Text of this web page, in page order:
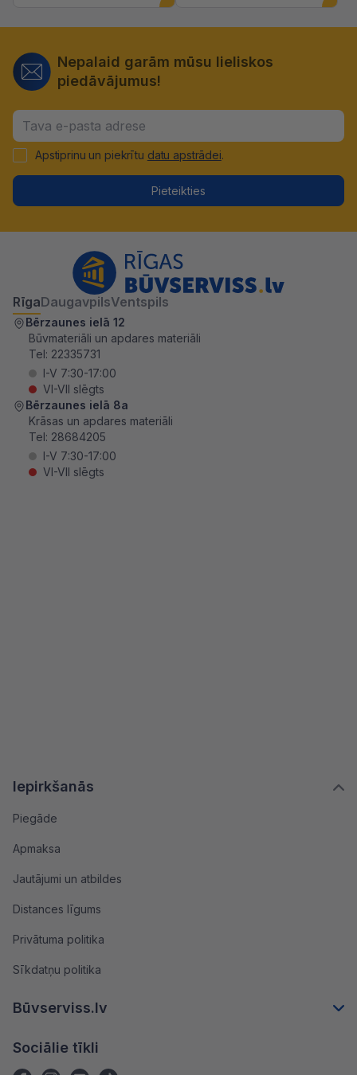
Nepalaid garām mūsu lieliskos
piedāvājumus!
Apstiprinu un piekrītu datu apstrādei.
Pieteikties
Iepirkšanās
Piegāde
Apmaksa
Jautājumi un atbildes
Distances līgums
Privātuma politika
Sīkdatņu politika
Būvserviss.lv
Sociālie tīkli
RīgaDaugavpilsVentspils
Bērzaunes ielā 12
Būvmateriāli un apdares materiāli
Tel: 22335731
I-V 7:30-17:00
VI-VII slēgts
Bērzaunes ielā 8a
Krāsas un apdares materiāli
Tel: 28684205
I-V 7:30-17:00
VI-VII slēgts